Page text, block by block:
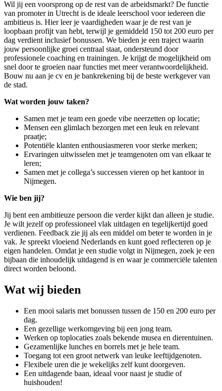
Wil jij een voorsprong op de rest van de arbeidsmarkt? De functie
van promoter in Utrecht is de ideale leerschool voor iedereen die
ambitieus is. Hier leer je vaardigheden waar je de rest van je
loopbaan profijt van hebt, terwijl je gemiddeld 150 tot 200 euro per
dag verdient inclusief bonussen. We bieden je een traject waarin
jouw persoonlijke groei centraal staat, ondersteund door
professionele coaching en trainingen. Je krijgt de mogelijkheid om
snel door te groeien naar functies met meer verantwoordelijkheid.
Bouw nu aan je cv en je bankrekening bij de beste werkgever van
de stad.
Wat worden jouw taken?
Samen met je team een goede vibe neerzetten op locatie;
Mensen een glimlach bezorgen met een leuk en relevant
praatje;
Potentiële klanten enthousiasmeren voor sterke merken;
Ervaringen uitwisselen met je teamgenoten om van elkaar te
leren;
Samen met je collega’s successen vieren op het kantoor in
Nijmegen.
Wie ben jij?
Jij bent een ambitieuze persoon die verder kijkt dan alleen je studie.
Je wilt jezelf op professioneel vlak uitdagen en tegelijkertijd goed
verdienen. Feedback zie jij als een middel om beter te worden in je
vak. Je spreekt vloeiend Nederlands en kunt goed reflecteren op je
eigen handelen. Omdat je een studie volgt in Nijmegen, zoek je een
bijbaan die inhoudelijk uitdagend is en waar je commerciële talenten
direct worden beloond.
Wat wij bieden
Een mooi salaris met bonussen tussen de 150 en 200 euro per
dag.
Een gezellige werkomgeving bij een jong team.
Werken op toplocaties zoals bekende musea en dierentuinen.
Gezamenlijke lunches en borrels met je hele team.
Toegang tot een groot netwerk van leuke leeftijdgenoten.
Flexibele uren die je wekelijks zelf kunt doorgeven.
Een uitdagende baan, ideaal voor naast je studie of
huishouden!